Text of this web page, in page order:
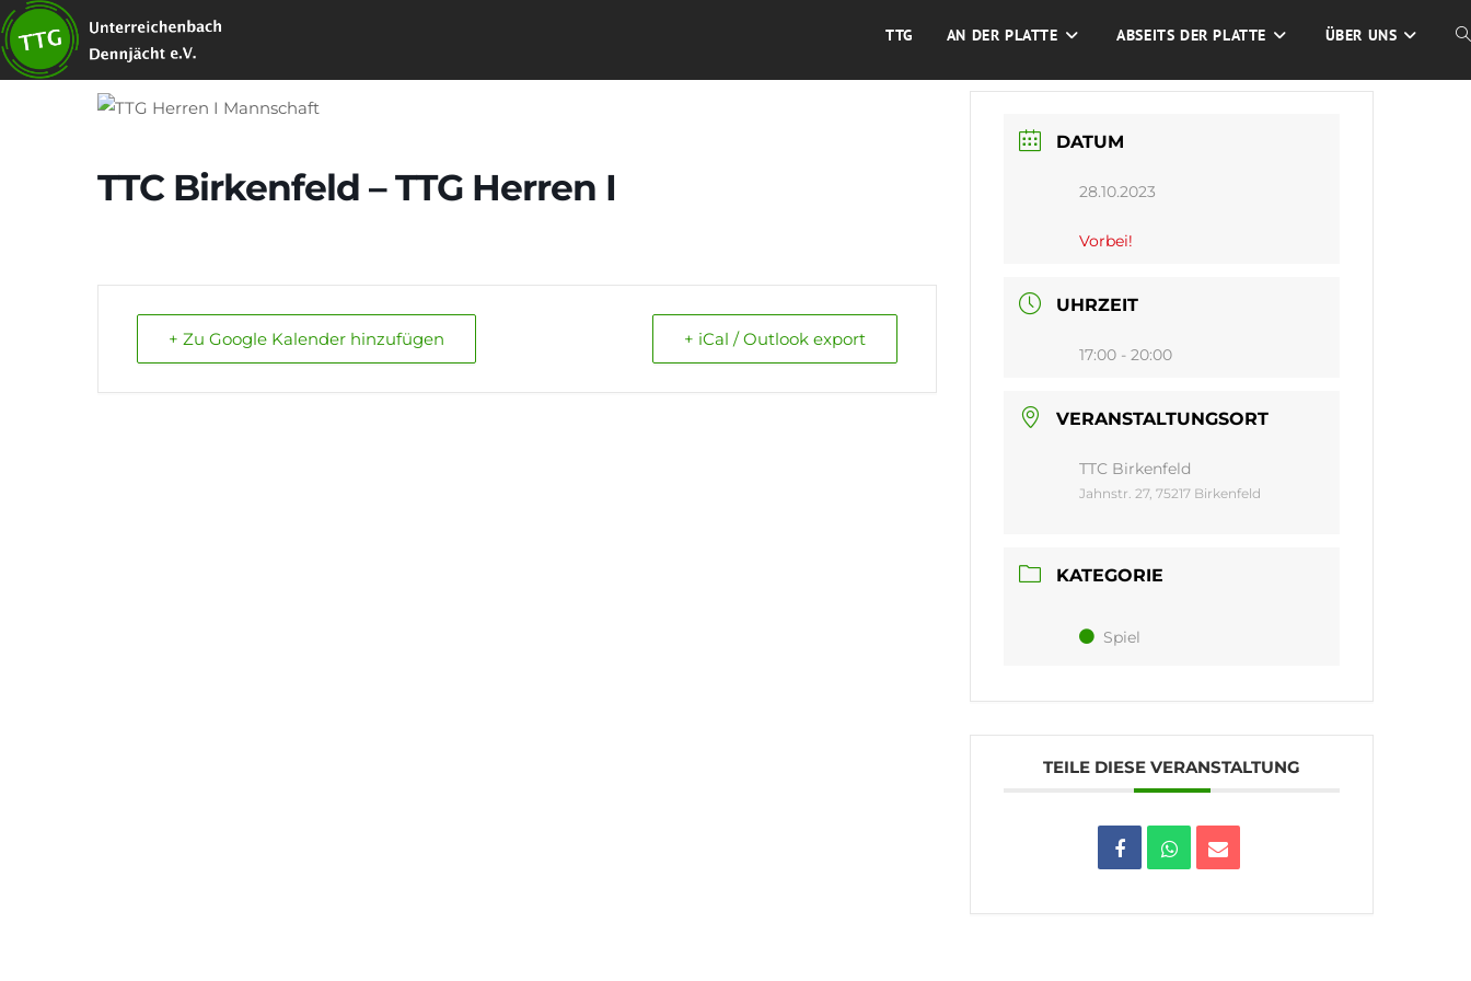
Zum
Inhalt
springen
TTG AN DER PLATTE ABSEITS DER PLATTE ÜBER UNS
TTC Birkenfeld – TTG Herren I
+ Zu Google Kalender hinzufügen + iCal / Outlook export
DATUM
28.10.2023
Vorbei!
UHRZEIT
17:00 - 20:00
VERANSTALTUNGSORT
TTC Birkenfeld
Jahnstr. 27, 75217 Birkenfeld
KATEGORIE
Spiel
TEILE DIESE VERANSTALTUNG